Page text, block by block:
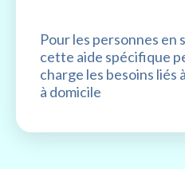
Pour les personnes en
cette aide spécifique
charge les besoins liés
à domicile